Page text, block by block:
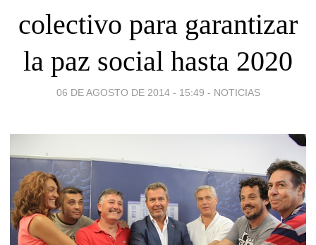
colectivo para garantizar
la paz social hasta 2020
06 DE AGOSTO DE 2014 - 15:49 - NOTICIAS